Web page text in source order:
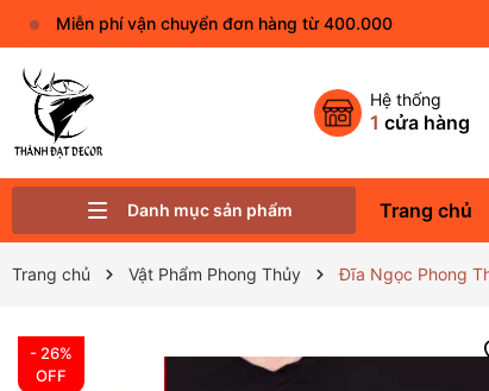
Miễn phí vận chuyển đơn hàng từ 400.000
Hệ thống
1 cửa hàng
Danh mục sản phẩm Trang chủ
Trang chủ Vật Phẩm Phong Thủy Đĩa Ngọc Phong
- 26%
OFF